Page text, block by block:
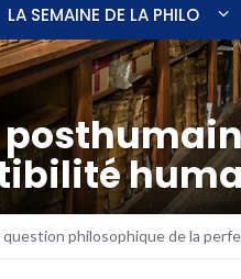
LA SEMAINE DE LA PHILO
philosophique de la